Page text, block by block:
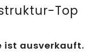
Top
ist ausverkauft.